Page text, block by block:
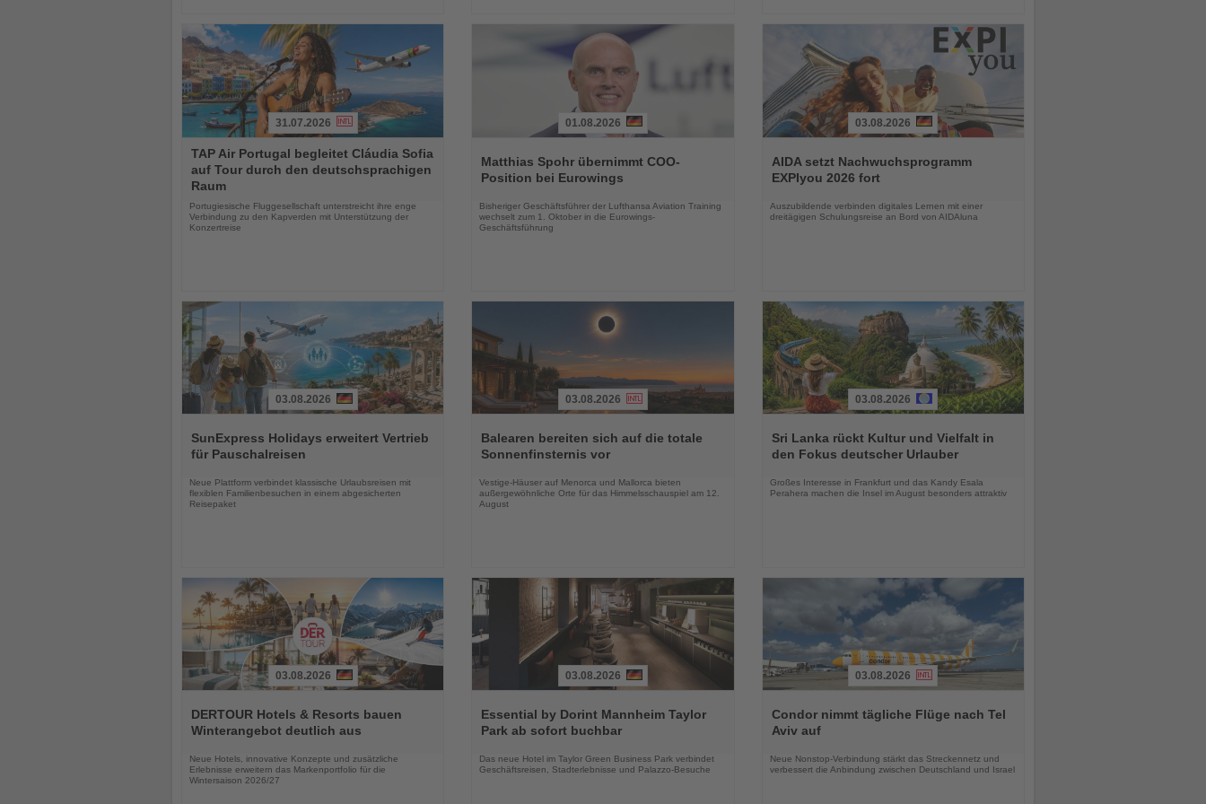
Sie
die
Nachrichten
31.07.2026
TAP Air Portugal begleitet Cláudia Sofia
auf Tour durch den deutschsprachigen
Raum
Portugiesische Fluggesellschaft unterstreicht ihre enge
Verbindung zu den Kapverden mit Unterstützung der
Konzertreise
Sie
die
01.08.2026
Matthias Spohr übernimmt COO-
Position bei Eurowings
Bisheriger Geschäftsführer der Lufthansa Aviation Training
wechselt zum 1. Oktober in die Eurowings-
Geschäftsführung
Sie
die
Nachrichten
03.08.2026
AIDA setzt Nachwuchsprogramm
EXPIyou 2026 fort
Auszubildende verbinden digitales Lernen mit einer
dreitägigen Schulungsreise an Bord von AIDAluna
Sie
die
03.08.2026
SunExpress Holidays erweitert Vertrieb
für Pauschalreisen
Neue Plattform verbindet klassische Urlaubsreisen mit
flexiblen Familienbesuchen in einem abgesicherten
Reisepaket
Sie
die
03.08.2026
Balearen bereiten sich auf die totale
Sonnenfinsternis vor
Vestige-Häuser auf Menorca und Mallorca bieten
außergewöhnliche Orte für das Himmelsschauspiel am 12.
August
Sie
die
03.08.2026
Sri Lanka rückt Kultur und Vielfalt in
den Fokus deutscher Urlauber
Großes Interesse in Frankfurt und das Kandy Esala
Perahera machen die Insel im August besonders attraktiv
Sie
die
Nachrichten
03.08.2026
DERTOUR Hotels & Resorts bauen
Winterangebot deutlich aus
Neue Hotels, innovative Konzepte und zusätzliche
Erlebnisse erweitern das Markenportfolio für die
Wintersaison 2026/27
Sie
die
03.08.2026
Essential by Dorint Mannheim Taylor
Park ab sofort buchbar
Das neue Hotel im Taylor Green Business Park verbindet
Geschäftsreisen, Stadterlebnisse und Palazzo-Besuche
Sie
die
03.08.2026
Condor nimmt tägliche Flüge nach Tel
Aviv auf
Neue Nonstop-Verbindung stärkt das Streckennetz und
verbessert die Anbindung zwischen Deutschland und Israel